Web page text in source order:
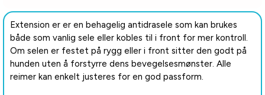
Extension er er en behagelig antidrasele som kan brukes
både som vanlig sele eller kobles til i front for mer kontroll.
Om selen er festet på rygg eller i front sitter den godt på
hunden uten å forstyrre dens bevegelsesmønster. Alle
reimer kan enkelt justeres for en god passform.